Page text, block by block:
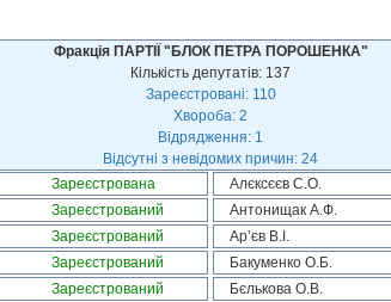
Фракція ПАРТІЇ "БЛОК ПЕТРА ПОРОШЕНКА"
Кількість депутатів: 137
Зареєстровані: 110
Хвороба: 2
Відрядження: 1
Відсутні з невідомих причин: 24
Зареєстрована Алєксєєв С.О.
Зареєстрований Антонищак А.Ф.
Зареєстрований Ар’єв В.І.
Зареєстрований Бакуменко О.Б.
Зареєстрований Бєлькова О.В.